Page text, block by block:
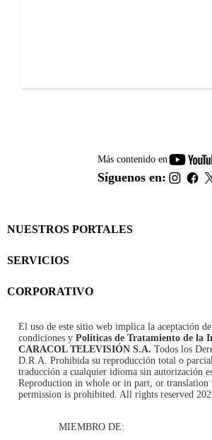
Más contenido en
Síguenos en:
NUESTROS PORTALES
SERVICIOS
CORPORATIVO
El uso de este sitio web implica la aceptación
condiciones y Políticas de Tratamiento de la
CARACOL TELEVISIÓN S.A. Todos los
D.R.A. Prohibida su reproducción total o
traducción a cualquier idioma sin autorización
Reproduction in whole or in part, or
permission is prohibited. All rights reserved
MIEMBRO DE: